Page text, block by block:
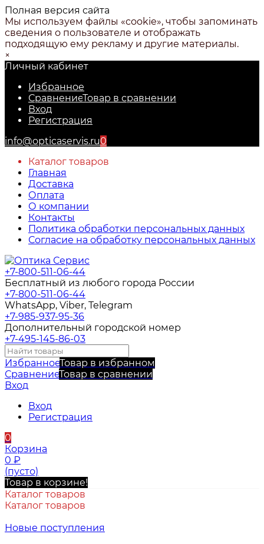
Полная версия сайта
Мы используем файлы «cookie», чтобы запоминать
сведения о пользователе и отображать
подходящую ему рекламу и другие материалы.
×
Личный кабинет
Избранное
СравнениеТовар в сравнении
Вход
Регистрация
info@opticaservis.ru0
Каталог товаров
Главная
Доставка
Оплата
О компании
Контакты
Политика обработки персональных данных
Согласие на обработку персональных данных
+7-800-511-06-44
Бесплатный из любого города России
+7-800-511-06-44
WhatsApp, Viber, Telegram
+7-985-937-95-36
Дополнительный городской номер
+7-495-145-86-03
ИзбранноеТовар в избранном
СравнениеТовар в сравнении
Вход
Вход
Регистрация
0
Корзина
0 ₽
(пусто)
Товар в корзине!
Каталог товаров
Каталог товаров
Новые поступления